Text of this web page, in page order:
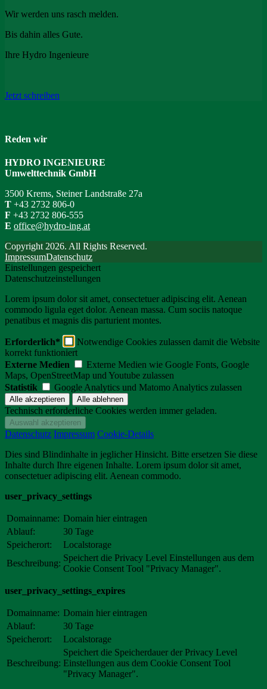
Wir werden uns rasch melden.
Bis dahin alles Gute.
Ihre Hydro Ingenieure
Jetzt schreiben
Reden wir
HYDRO INGENIEURE
Umwelttechnik GmbH
3500 Krems, Steiner Landstraße 27a
T +43 2732 806-0
F +43 2732 806-555
E office@hydro-ing.at
Copyright 2026. All Rights Reserved.
ImpressumDatenschutz
Einstellungen gespeichert
Datenschutzeinstellungen
Lorem ipsum dolor sit amet, consectetuer adipiscing elit. Aenean
commodo ligula eget dolor. Aenean massa. Cum sociis natoque
penatibus et magnis dis parturient montes.
Erforderlich*
Notwendige Cookies zulassen damit die Website
korrekt funktioniert
Externe Medien
Externe Medien wie Google Fonts, Google
Maps, OpenStreetMap und Youtube zulassen
Statistik
Google Analytics und Matomo Analytics zulassen
Technisch erforderliche Cookies werden immer geladen.
Datenschutz Impressum Cookie-Details
Dies sind Blindinhalte in jeglicher Hinsicht. Bitte ersetzen Sie diese
Inhalte durch Ihre eigenen Inhalte. Lorem ipsum dolor sit amet,
consectetuer adipiscing elit. Aenean commodo.
user_privacy_settings
Domainname: Domain hier eintragen
Ablauf:
30 Tage
Speicherort:
Localstorage
Beschreibung:
Speichert die Privacy Level Einstellungen aus dem
Cookie Consent Tool "Privacy Manager".
user_privacy_settings_expires
Domainname: Domain hier eintragen
Ablauf:
30 Tage
Speicherort:
Localstorage
Beschreibung:
Speichert die Speicherdauer der Privacy Level
Einstellungen aus dem Cookie Consent Tool
"Privacy Manager".